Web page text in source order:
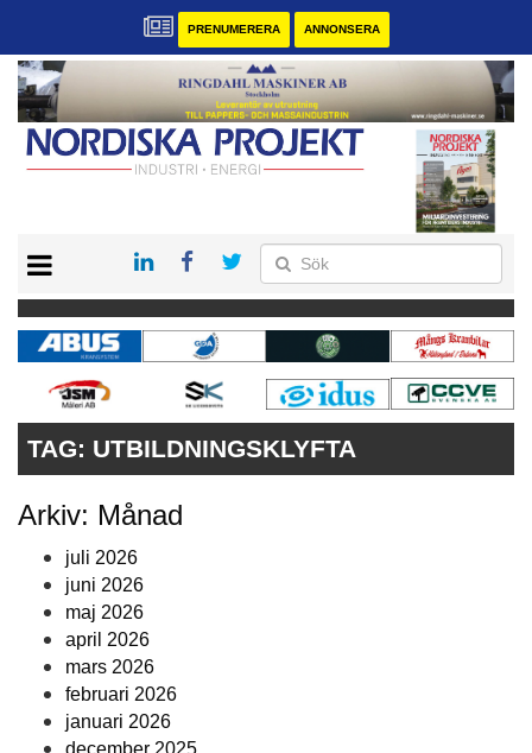
PRENUMERERA ANNONSERA
KONTAKT
VÅRA ANDRA MAGASIN
PRENUMERERA
TAG: UTBILDNINGSKLYFTA
Arkiv: Månad
juli 2026
juni 2026
maj 2026
april 2026
mars 2026
februari 2026
januari 2026